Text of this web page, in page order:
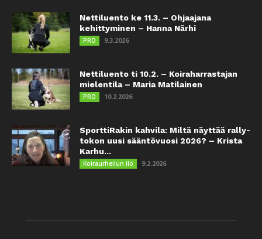
Nettiluento ke 11.3. – Ohjaajana
kehittyminen – Hanna Närhi
PRO 9.3.2026
Nettiluento ti 10.2. – Koiraharrastajan
mielentila – Maria Matilainen
PRO 10.2.2026
SporttiRakin kahvila: Miltä näyttää rally-
tokon uusi sääntövuosi 2026? – Krista
Karhu...
Koiraurheilun ilo 9.2.2026